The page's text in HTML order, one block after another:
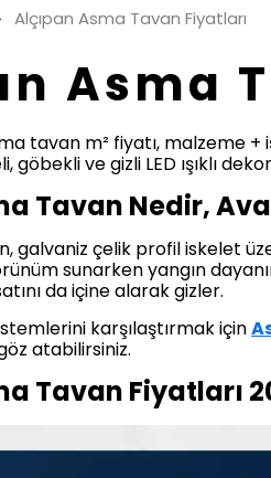
Alçıpan Asma Tavan Fiyatları
Asma
tavan m² fiyatı, malzeme +
göbekli ve gizli LED ışıklı
Tavan Nedir,
galvaniz çelik profil iskelet
sunarken yangın
da içine alarak gizler.
karşılaştırmak için
atabilirsiniz.
Tavan Fiyatları